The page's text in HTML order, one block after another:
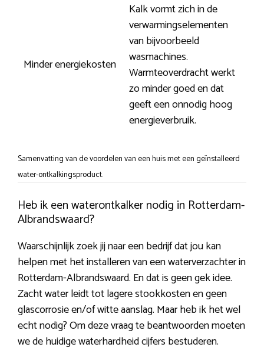
Minder energiekosten
Kalk vormt zich in de
verwarmingselementen
van bijvoorbeeld
wasmachines.
Warmteoverdracht werkt
zo minder goed en dat
geeft een onnodig hoog
energieverbruik.
Samenvatting van de voordelen van een huis met een geïnstalleerd
water-ontkalkingsproduct.
Heb ik een waterontkalker nodig in Rotterdam-
Albrandswaard?
Waarschijnlijk zoek jij naar een bedrijf dat jou kan
helpen met het installeren van een waterverzachter in
Rotterdam-Albrandswaard. En dat is geen gek idee.
Zacht water leidt tot lagere stookkosten en geen
glascorrosie en/of witte aanslag. Maar heb ik het wel
echt nodig? Om deze vraag te beantwoorden moeten
we de huidige waterhardheid cijfers bestuderen.